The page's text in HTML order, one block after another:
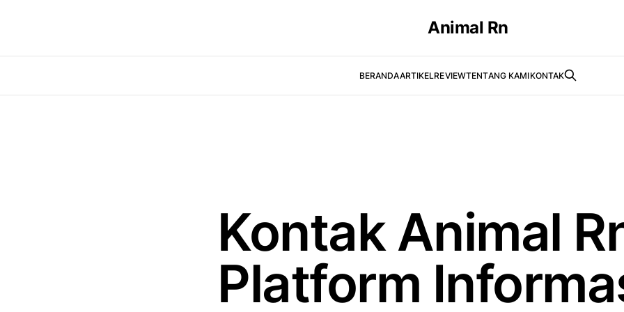
Animal Rn
BERANDAARTIKELREVIEWTENTANG KAMIKONTAK
Kontak Animal
Platform